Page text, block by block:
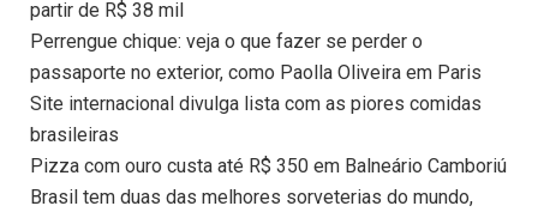
partir de R$ 38 mil
Perrengue chique: veja o que fazer se perder o
passaporte no exterior, como Paolla Oliveira em Paris
Site internacional divulga lista com as piores comidas
brasileiras
Pizza com ouro custa até R$ 350 em Balneário Camboriú
Brasil tem duas das melhores sorveterias do mundo,